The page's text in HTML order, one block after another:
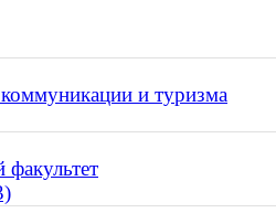
и туризма
факультет